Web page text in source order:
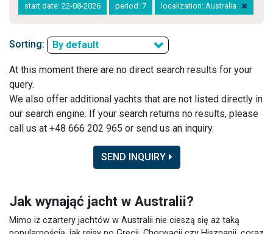
start date: 22-08-2026 period: 7 localization: Australia
Sorting: By default
At this moment there are no direct search results for your
query.
We also offer additional yachts that are not listed directly in
our search engine. If your search returns no results, please
call us at +48 666 202 965 or send us an inquiry.
SEND INQUIRY
Jak wynająć jacht w Australii?
Mimo iż czartery jachtów w Australii nie cieszą się aż taką